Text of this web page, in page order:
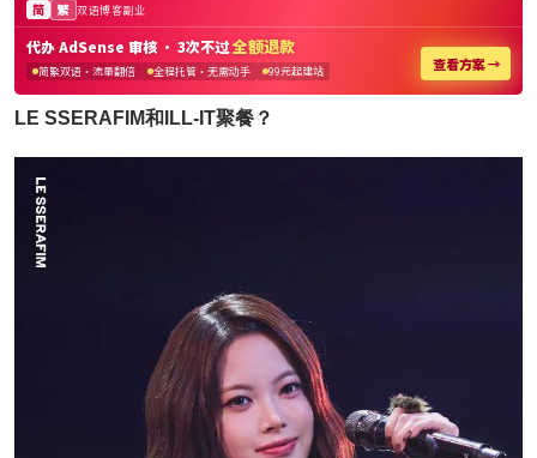
LE SSERAFIM和ILL-IT聚餐？